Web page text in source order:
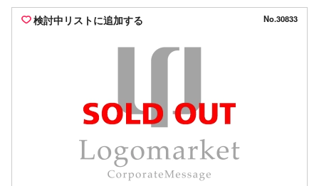
検討中リストに追加する No.30833